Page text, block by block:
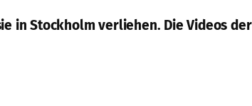
in Stockholm verliehen. Die Videos